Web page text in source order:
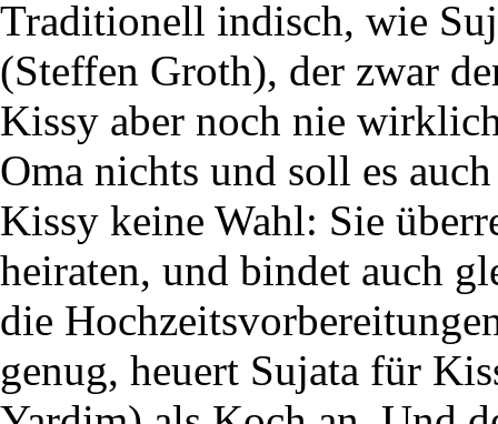
Traditionell indisch, wie
(Steffen Groth), der zwar
Kissy aber noch nie
Oma nichts und soll es
Kissy keine Wahl: Sie
heiraten, und bindet auch
die
genug, heuert Sujata für